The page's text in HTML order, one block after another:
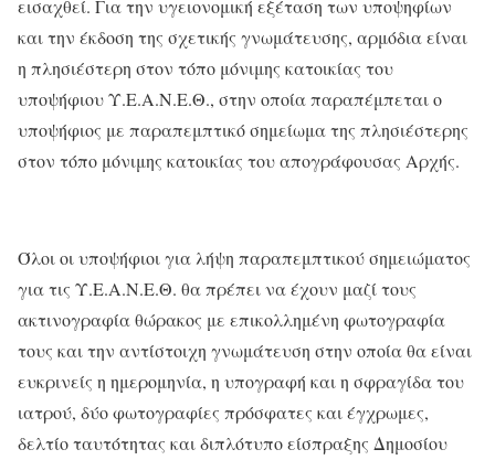
εισαχθεί. Για την υγειονομική εξέταση των υποψηφίων
και την έκδοση της σχετικής γνωμάτευσης, αρμόδια είναι
η πλησιέστερη στον τόπο μόνιμης κατοικίας του
υποψήφιου Υ.Ε.Α.Ν.Ε.Θ., στην οποία παραπέμπεται ο
υποψήφιος με παραπεμπτικό σημείωμα της πλησιέστερης
στον τόπο μόνιμης κατοικίας του απογράφουσας Αρχής.
Όλοι οι υποψήφιοι για λήψη παραπεμπτικού σημειώματος
για τις Υ.Ε.Α.Ν.Ε.Θ. θα πρέπει να έχουν μαζί τους
ακτινογραφία θώρακος με επικολλημένη φωτογραφία
τους και την αντίστοιχη γνωμάτευση στην οποία θα είναι
ευκρινείς η ημερομηνία, η υπογραφή και η σφραγίδα του
ιατρού, δύο φωτογραφίες πρόσφατες και έγχρωμες,
δελτίο ταυτότητας και διπλότυπο είσπραξης Δημοσίου